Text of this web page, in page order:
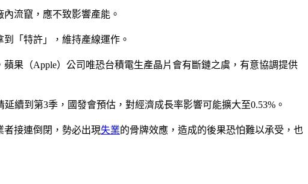
流竄，應不致影響產能。
「特許」，維持產線運作。
果（Apple）公司唯恐台積電生產晶片會有斷鏈之虞，有意協調提供
續到第3季，國發會預估，對經濟成長率影響可能擴大至0.53%。
接連倒閉，勢必出現失業的骨牌效應，造成的後果恐怕難以承受，也